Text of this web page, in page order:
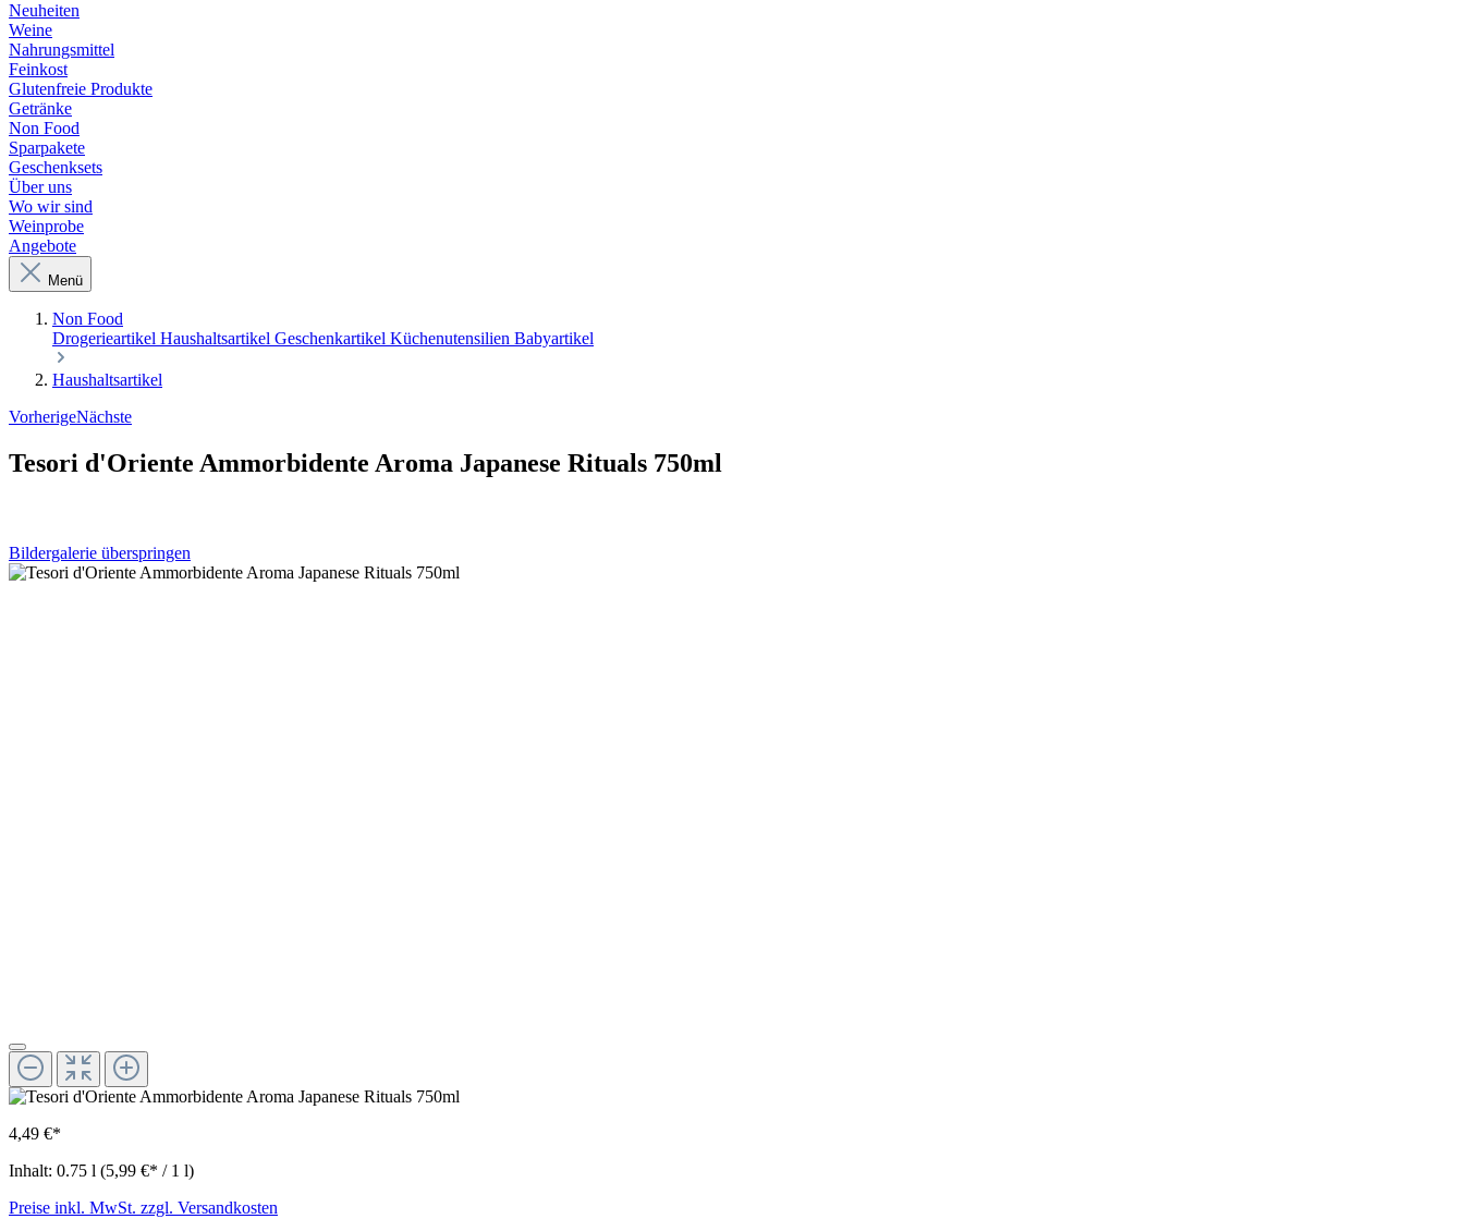
Neuheiten
Weine
Nahrungsmittel
Feinkost
Glutenfreie Produkte
Getränke
Non Food
Sparpakete
Geschenksets
Über uns
Wo wir sind
Weinprobe
Angebote
Menü
Non Food
Drogerieartikel Haushaltsartikel Geschenkartikel Küchenutensilien Babyartikel
Haushaltsartikel
VorherigeNächste
Tesori d'Oriente Ammorbidente Aroma Japanese Rituals 750ml
Bildergalerie überspringen
4,49 €*
Inhalt: 0.75 l (5,99 €* / 1 l)
Preise inkl. MwSt. zzgl. Versandkosten